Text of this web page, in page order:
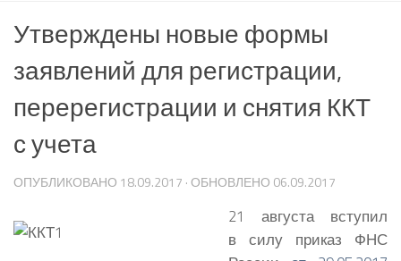
Утверждены новые формы
заявлений для регистрации,
перерегистрации и снятия ККТ
с учета
ОПУБЛИКОВАНО 18.09.2017 · ОБНОВЛЕНО 06.09.2017
21 августа вступил
в силу приказ ФНС